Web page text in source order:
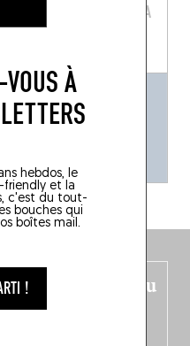
À
hebdos, le
friendly et la
c'est du tout-
bouches qui
boîtes mail.
!
BILLIE'S BIER KAFÉTARIA
Kammenstraat 12
est sorti du
!